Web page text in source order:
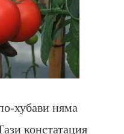
хубави няма
констатация